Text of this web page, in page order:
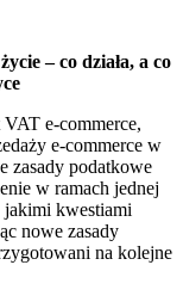
– co działa, a co
e-commerce,
e-commerce w
zasady podatkowe
w ramach jednej
jakimi kwestiami
nowe zasady
na kolejne